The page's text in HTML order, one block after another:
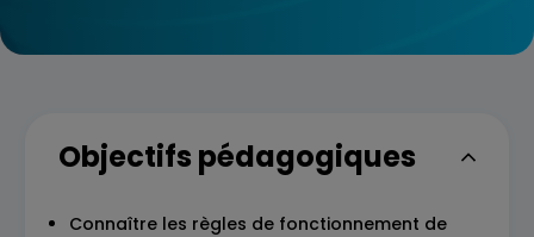
Objectifs pédagogiques
Connaître les règles de fonctionnement de